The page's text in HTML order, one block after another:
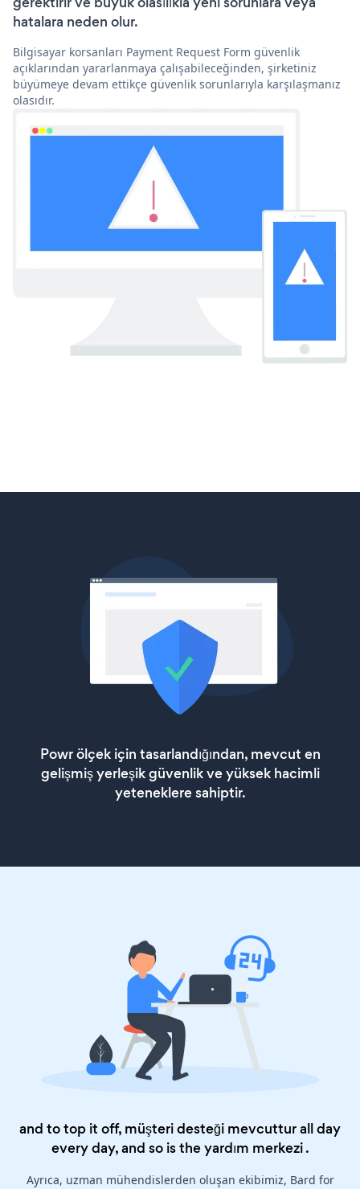
hatalara neden olur.
Bilgisayar korsanları Payment Request Form güvenlik
açıklarından yararlanmaya çalışabileceğinden, şirketiniz
büyümeye devam ettikçe güvenlik sorunlarıyla karşılaşmanız
olasıdır.
Powr ölçek için tasarlandığından, mevcut en
gelişmiş yerleşik güvenlik ve yüksek hacimli
yeteneklere sahiptir.
and to top it off, müşteri desteği mevcuttur all day
every day, and so is theyardım merkezi.
Ayrıca, uzman mühendislerden oluşan ekibimiz, Bard for